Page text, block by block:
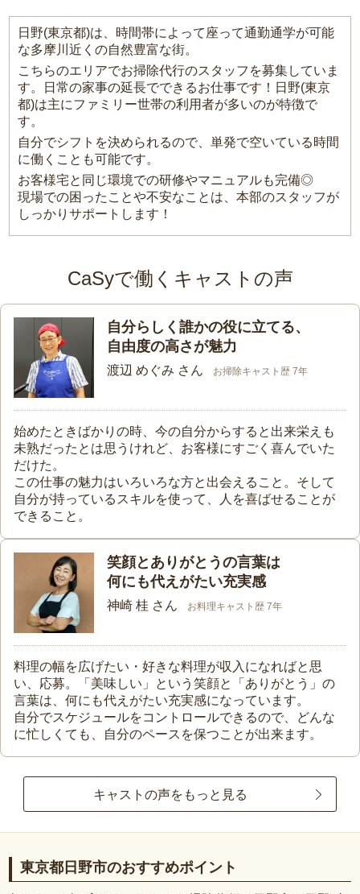
日野(東京都)は、時間帯によって座って通勤通学が可能
な多摩川近くの自然豊富な街。
こちらのエリアでお掃除代行のスタッフを募集していま
す。日常の家事の延長でできるお仕事です！日野(東京
都)は主にファミリー世帯の利用者が多いのが特徴で
す。
自分でシフトを決められるので、単発で空いている時間
に働くことも可能です。
お客様宅と同じ環境での研修やマニュアルも完備◎
現場での困ったことや不安なことは、本部のスタッフが
しっかりサポートします！
CaSyで働くキャストの声
自分らしく誰かの役に立てる、
自由度の高さが魅力
渡辺 めぐみ さん お掃除キャスト歴 7年
始めたときばかりの時、今の自分からすると出来栄えも
未熟だったとは思うけれど、お客様にすごく喜んでいた
だけた。
この仕事の魅力はいろいろな方と出会えること。そして
自分が持っているスキルを使って、人を喜ばせることが
できること。
笑顔とありがとうの言葉は
何にも代えがたい充実感
神崎 桂 さん お料理キャスト歴 7年
料理の幅を広げたい・好きな料理が収入になればと思
い、応募。「美味しい」という笑顔と「ありがとう」の
言葉は、何にも代えがたい充実感になっています。
自分でスケジュールをコントロールできるので、どんな
に忙しくても、自分のペースを保つことが出来ます。
キャストの声をもっと見る
東京都日野市のおすすめポイント